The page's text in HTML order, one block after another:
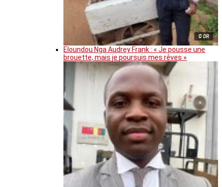
© DR
Eloundou Nga Audrey Frank : « Je pousse une
brouette, mais je poursuis mes rêves »